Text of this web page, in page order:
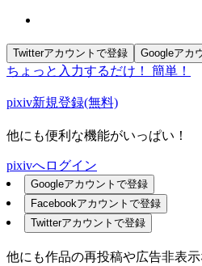
Twitterアカウントで登録 Googleアカ
ちょっと入力するだけ！ 簡単！
pixiv新規登録(無料)
他にも便利な機能がいっぱい！
pixivへログイン
Googleアカウントで登録
Facebookアカウントで登録
Twitterアカウントで登録
他にも作品の再投稿や広告非表